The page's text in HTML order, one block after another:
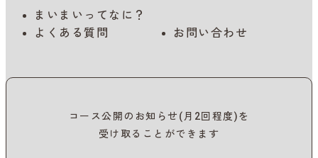
まいまいってなに？
よくある質問
お問い合わせ
コース公開のお知らせ(月2回程度)を
受け取ることができます